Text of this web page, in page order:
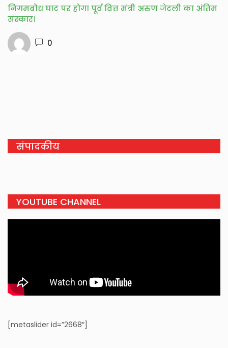
निगमबोध घाट पर होगा पूर्व वित्त मंत्री अरुण जेटली का अंतिम
संस्कार।
0
संपादकीय
YOUTUBE CHANNEL
[metaslider id=”2668″]